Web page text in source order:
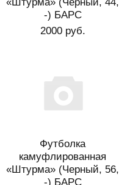
-) БАРС
2000 руб.
Футболка
камуфлированная
«Штурма» (Черный, 56,
-) БАРС